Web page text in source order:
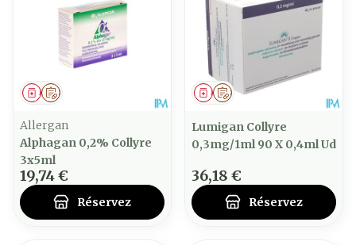
Sur prescription
Médicament
Allergan
Alphagan 0,2% Collyre
3x5ml
19,74 €
Réservez
Sur prescription
Médicament
Lumigan Collyre
0,3mg/1ml 90 X 0,4ml Ud
36,18 €
Réservez